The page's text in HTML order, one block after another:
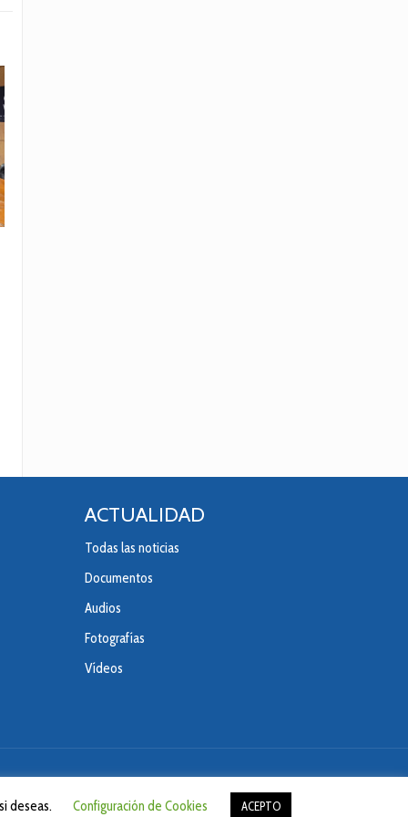
ACTUALIDAD
Todas las noticias
Documentos
Audios
Fotografías
Vídeos
deseas. Configuración de Cookies ACEPTO